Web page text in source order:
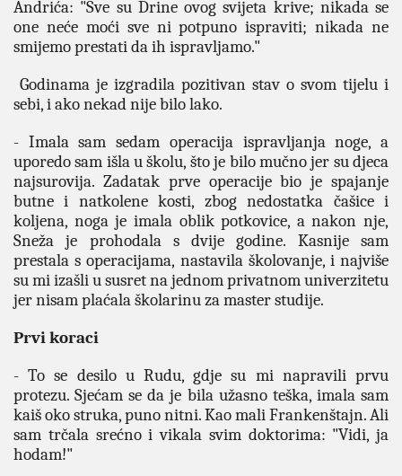
Andrića: "Sve su Drine ovog svijeta krive; nikada se
one neće moći sve ni potpuno ispraviti; nikada ne
smijemo prestati da ih ispravljamo."
Godinama je izgradila pozitivan stav o svom tijelu i
sebi, i ako nekad nije bilo lako.
- Imala sam sedam operacija ispravljanja noge, a
uporedo sam išla u školu, što je bilo mučno jer su djeca
najsurovija. Zadatak prve operacije bio je spajanje
butne i natkolene kosti, zbog nedostatka čašice i
koljena, noga je imala oblik potkovice, a nakon nje,
Sneža je prohodala s dvije godine. Kasnije sam
prestala s operacijama, nastavila školovanje, i najviše
su mi izašli u susret na jednom privatnom univerzitetu
jer nisam plaćala školarinu za master studije.
Prvi koraci
- To se desilo u Rudu, gdje su mi napravili prvu
protezu. Sjećam se da je bila užasno teška, imala sam
kaiš oko struka, puno nitni. Kao mali Frankenštajn. Ali
sam trčala srećno i vikala svim doktorima: "Vidi, ja
hodam!"